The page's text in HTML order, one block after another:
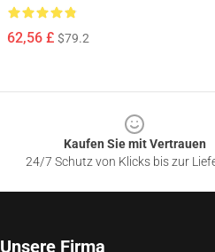
62,56 £ $79.2
Kaufen Sie mit Vertrauen
24/7 Schutz von Klicks bis zur
Unsere Firma